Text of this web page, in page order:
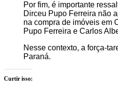
Por fim, é importante
Dirceu Pupo Ferreira não
na compra de imóveis em
Pupo Ferreira e Carlos
Nesse contexto, a força-
Paraná.
Curtir isso: